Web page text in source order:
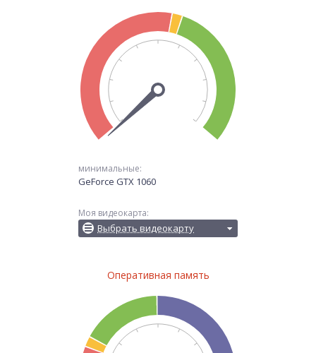
минимальные:
GeForce GTX 1060
Моя видеокарта:
Выбрать видеокарту
Оперативная память